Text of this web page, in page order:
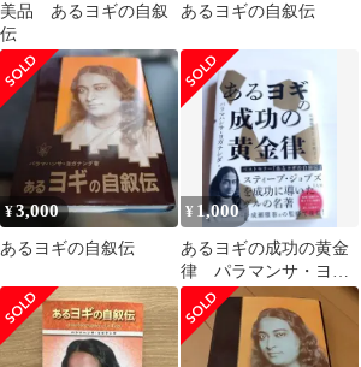
美品 あるヨギの自叙
伝
あるヨギの自叙伝
¥3,000
あるヨギの自叙伝
¥ 1,000
あるヨギの成功の黄金
律 パラマンサ・ヨガ
ナンダ著